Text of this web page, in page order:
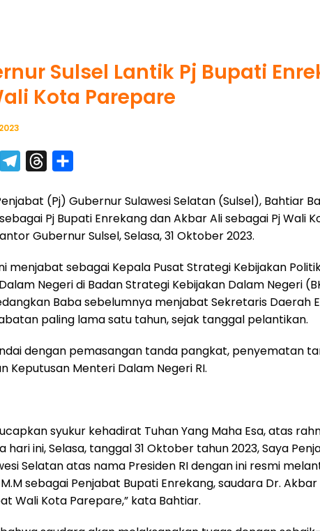
Sulsel Lantik Pj Bupati
Kota Parepare
W
l
e
g
r
a
m
r
e
a
d
s
a
r
e
(Pj) Gubernur Sulawesi Selatan (Sulsel), Bahtiar
Pj Bupati Enrekang dan Akbar Ali sebagai Pj Wali
Gubernur Sulsel, Selasa, 31 Oktober 2023.
menjabat sebagai Kepala Pusat Strategi Kebijakan
Negeri di Badan Strategi Kebijakan Dalam Negeri
Baba sebelumnya menjabat Sekretaris Daerah
paling lama satu tahun, sejak tanggal pelantikan.
dengan pemasangan tanda pangkat, penyematan
Keputusan Menteri Dalam Negeri RI.
syukur kehadirat Tuhan Yang Maha Esa, atas
hari ini, Selasa, tanggal 31 Oktober tahun 2023, Saya
Selatan atas nama Presiden RI dengan ini resmi
M.M sebagai Penjabat Bupati Enrekang, saudara Dr. Akbar
Wali Kota Parepare,” kata Bahtiar.